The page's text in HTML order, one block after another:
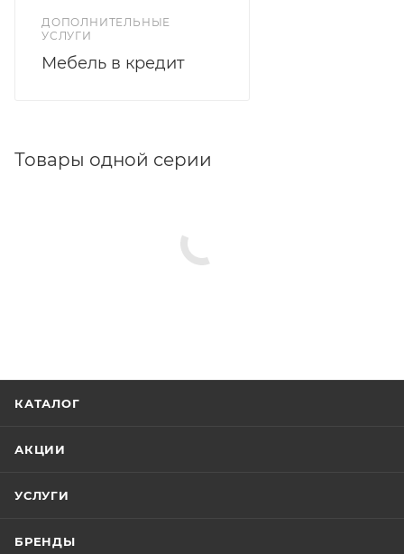
ДОПОЛНИТЕЛЬНЫЕ
УСЛУГИ
Мебель в кредит
Товары одной серии
КАТАЛОГ
АКЦИИ
УСЛУГИ
БРЕНДЫ